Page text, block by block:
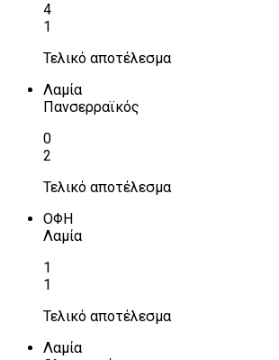
4
1
Τελικό αποτέλεσμα
Λαμία
Πανσερραϊκός
0
2
Τελικό αποτέλεσμα
ΟΦΗ
Λαμία
1
1
Τελικό αποτέλεσμα
Λαμία